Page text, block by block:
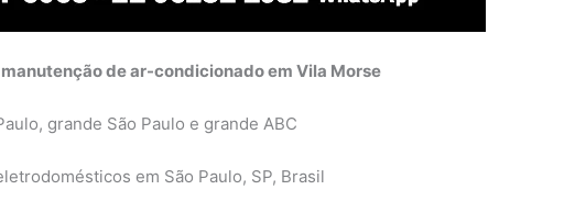
de ar-condicionado em Vila Morse
grande São Paulo e grande ABC
em São Paulo, SP, Brasil